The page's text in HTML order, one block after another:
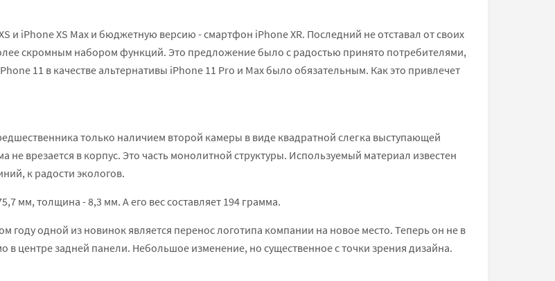
и iPhone XS Max и бюджетную версию - смартфон iPhone XR. Последний не отставал от своих
скромным набором функций. Это предложение было с радостью принято потребителями,
11 в качестве альтернативы iPhone 11 Pro и Max было обязательным. Как это привлечет
только наличием второй камеры в виде квадратной слегка выступающей
врезается в корпус. Это часть монолитной структуры. Используемый материал известен
к радости экологов.
мм, толщина - 8,3 мм. А его вес составляет 194 грамма.
году одной из новинок является перенос логотипа компании на новое место. Теперь он не в
в центре задней панели. Небольшое изменение, но существенное с точки зрения дизайна.